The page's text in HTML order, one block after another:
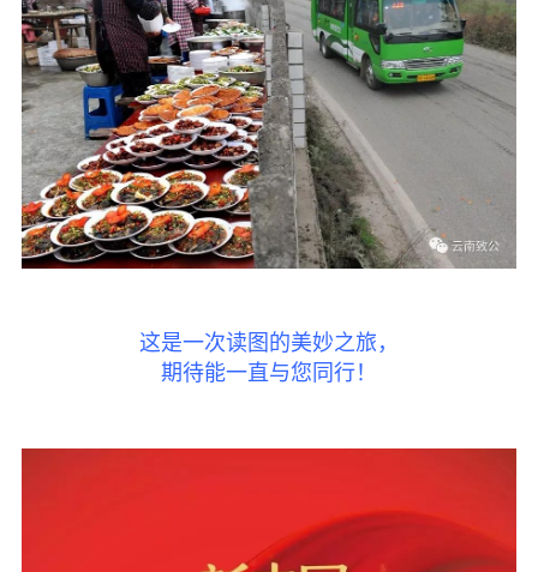
这是一次读图的美妙之旅，
期待能一直与您同行！